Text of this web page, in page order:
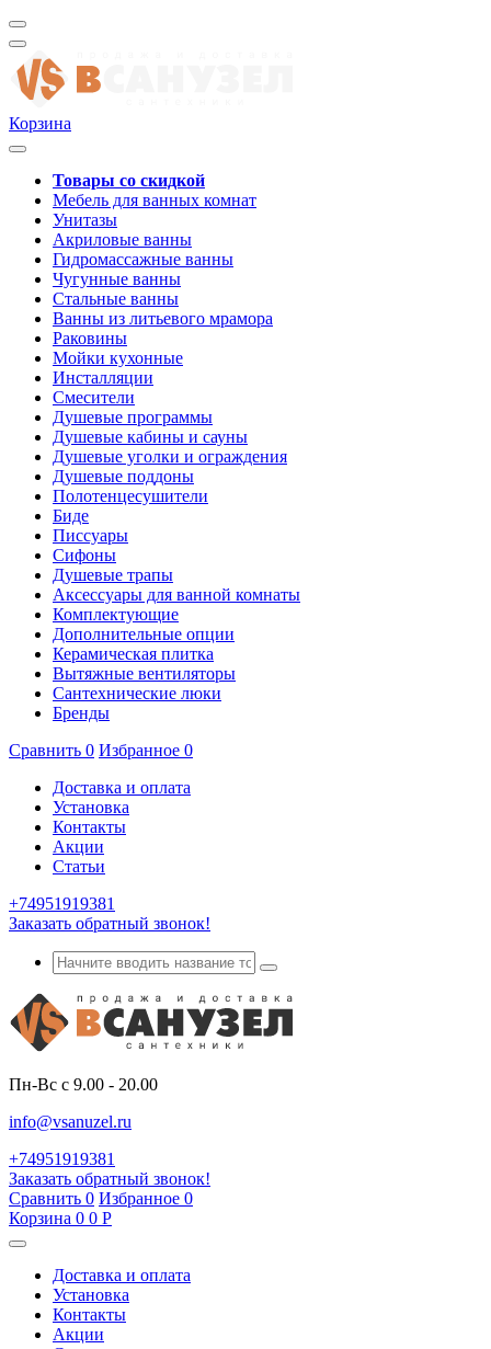
Корзина
Товары со скидкой
Мебель для ванных комнат
Унитазы
Акриловые ванны
Гидромассажные ванны
Чугунные ванны
Стальные ванны
Ванны из литьевого мрамора
Раковины
Мойки кухонные
Инсталляции
Смесители
Душевые программы
Душевые кабины и сауны
Душевые уголки и ограждения
Душевые поддоны
Полотенцесушители
Биде
Писсуары
Сифоны
Душевые трапы
Аксессуары для ванной комнаты
Комплектующие
Дополнительные опции
Керамическая плитка
Вытяжные вентиляторы
Сантехнические люки
Бренды
Сравнить 0 Избранное 0
Доставка и оплата
Установка
Контакты
Акции
Статьи
+74951919381
Заказать обратный звонок!
Пн-Вс с 9.00 - 20.00
info@vsanuzel.ru
+74951919381
Заказать обратный звонок!
Сравнить 0 Избранное 0
Корзина 0 0 Р
Доставка и оплата
Установка
Контакты
Акции